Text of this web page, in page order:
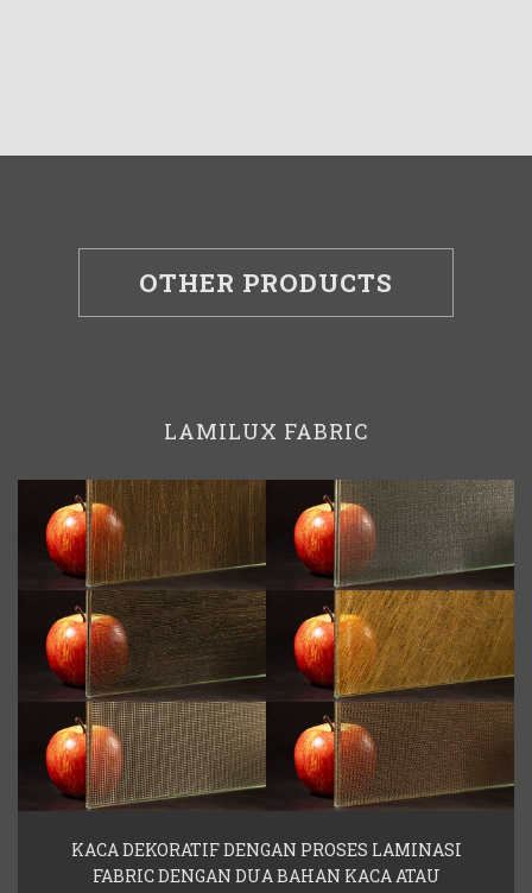
OTHER PRODUCTS
LAMILUX FABRIC
KACA DEKORATIF DENGAN PROSES LAMINASI
FABRIC DENGAN DUA BAHAN KACA ATAU